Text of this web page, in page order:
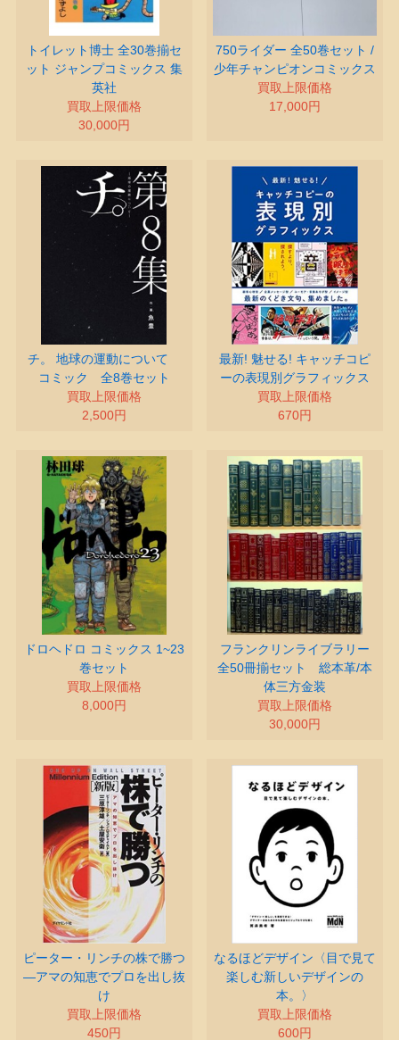
トイレット博士 全30巻揃セ
ット ジャンプコミックス 集
英社
買取上限価格
30,000円
750ライダー 全50巻セット /
少年チャンピオンコミックス
買取上限価格
17,000円
チ。 地球の運動について
コミック 全8巻セット
買取上限価格
2,500円
最新! 魅せる! キャッチコピ
ーの表現別グラフィックス
買取上限価格
670円
ドロヘドロ コミックス 1~23
巻セット
買取上限価格
8,000円
フランクリンライブラリー
全50冊揃セット 総本革/本
体三方金装
買取上限価格
30,000円
ピーター・リンチの株で勝つ
―アマの知恵でプロを出し抜
け
買取上限価格
450円
なるほどデザイン〈目で見て
楽しむ新しいデザインの
本。〉
買取上限価格
600円